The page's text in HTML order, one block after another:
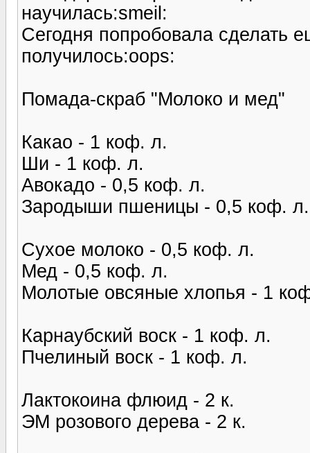
научилась:smeil:
Сегодня попробовала сделать
получилось:oops:
Помада-скраб "Молоко и мед"
Какао - 1 коф. л.
Ши - 1 коф. л.
Авокадо - 0,5 коф. л.
Зародыши пшеницы - 0,5 коф. л.
Сухое молоко - 0,5 коф. л.
Мед - 0,5 коф. л.
Молотые овсяные хлопья - 1
Карнаубский воск - 1 коф. л.
Пчелиный воск - 1 коф. л.
Лактокоина флюид - 2 к.
ЭМ розового дерева - 2 к.